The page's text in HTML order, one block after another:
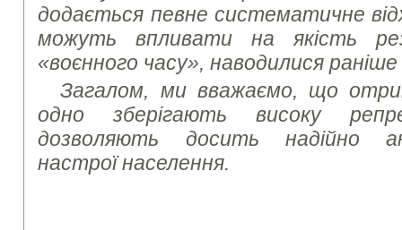
додається певне систематичне
можуть впливати на якість
«воєнного часу», наводилися
Загалом, ми вважаємо, що
одно зберігають високу
дозволяють досить надійно
настрої населення.